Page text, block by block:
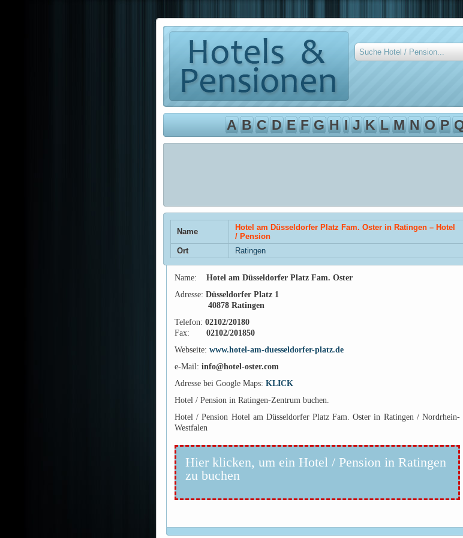
A B C D E F G H I J K L M N O P Q
Name
Hotel am Düsseldorfer Platz Fam. Oster in Ratingen – Hotel
/ Pension
Ort
Ratingen
Name: Hotel am Düsseldorfer Platz Fam. Oster
Adresse: Düsseldorfer Platz 1
40878 Ratingen
Telefon: 02102/20180
Fax: 02102/201850
Webseite: www.hotel-am-duesseldorfer-platz.de
e-Mail: info@hotel-oster.com
Adresse bei Google Maps: KLICK
Hotel / Pension in Ratingen-Zentrum buchen.
Hotel / Pension Hotel am Düsseldorfer Platz Fam. Oster in Ratingen / Nordrhein-
Westfalen
Hier klicken, um ein Hotel / Pension in Ratingen
zu buchen